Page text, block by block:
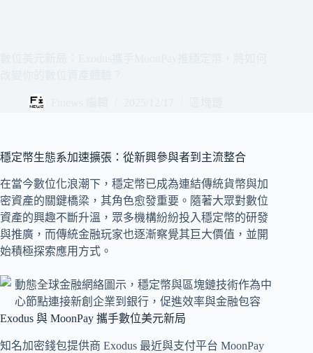
穩定幣生態系加速擴張：從新興參與者到主流整合
在當今數位化浪潮下，穩定幣已成為連結傳統貨幣與加
密資產的關鍵橋梁，其角色愈發重要。隨著大眾對數位
資產的興趣不斷升溫，眾多機構紛紛投入穩定幣的研發
與推廣，而傳統金融玩家也逐漸察覺其巨大價值，並開
始積極探索應用方式。
Exodus 與 MoonPay 攜手數位美元新局
知名加密錢包提供商 Exodus 最近與支付平台 MoonPay